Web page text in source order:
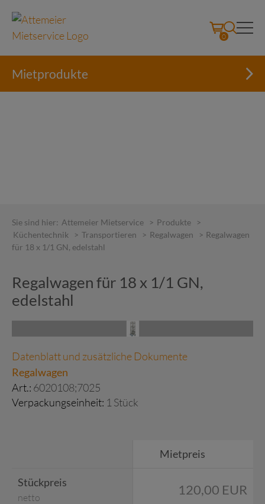
0
Mietprodukte
content
Sie sind hier: Attemeier Mietservice > Produkte
>
Küchentechnik
> Transportieren > Regalwagen > Regalwagen
für 18 x 1/1 GN, edelstahl
Regalwagen für 18 x 1/1 GN,
edelstahl
Datenblatt und zusätzliche Dokumente
Regalwagen
Art.: 6020108;7025
Verpackungseinheit: 1 Stück
Mietpreis
Stückpreis
netto 120,00 EUR